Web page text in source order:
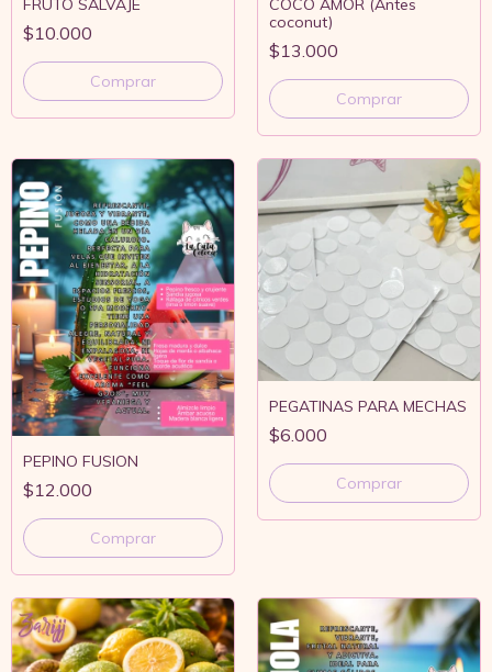
FRUTO SALVAJE
$10.000
Comprar
COCO AMOR (Antes
coconut)
$13.000
Comprar
PEPINO FUSION
$12.000
Comprar
PEGATINAS PARA MECHAS
$6.000
Comprar